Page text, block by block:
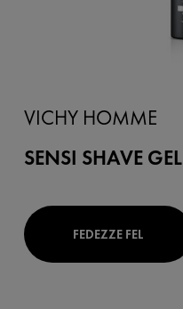
VICHY HOMME
SENSI SHAVE GEL
FEDEZZE FEL